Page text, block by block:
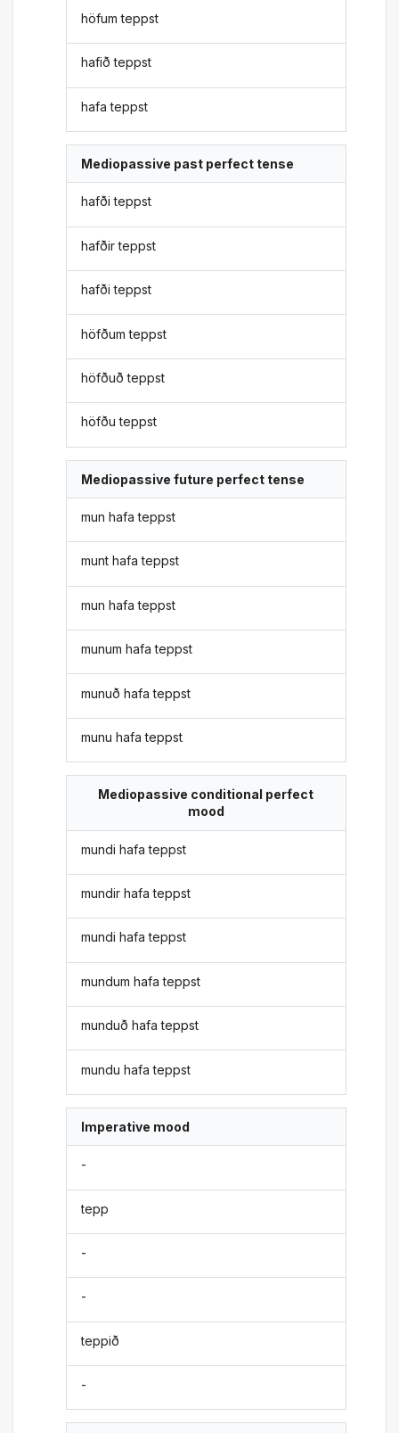
höfum teppst
hafið teppst
hafa teppst
Mediopassive past perfect tense
hafði teppst
hafðir teppst
hafði teppst
höfðum teppst
höfðuð teppst
höfðu teppst
Mediopassive future perfect tense
mun hafa teppst
munt hafa teppst
mun hafa teppst
munum hafa teppst
munuð hafa teppst
munu hafa teppst
Mediopassive conditional perfect
mood
mundi hafa teppst
mundir hafa teppst
mundi hafa teppst
mundum hafa teppst
munduð hafa teppst
mundu hafa teppst
Imperative mood
-
tepp
-
-
teppið
-